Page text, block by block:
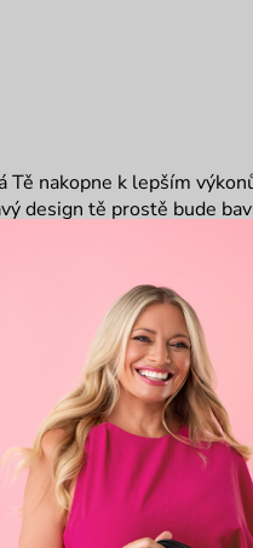
nakopne k lepším
design tě prostě bude
do ní hravě sbalíš
potřebuješ. Pevná ucha
s Tebou tahle taška
gumou